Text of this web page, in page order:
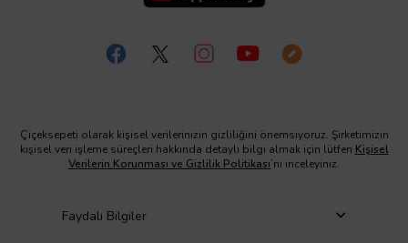
Çiçeksepeti olarak kişisel verilerinizin gizliliğini önemsiyoruz. Şirketimizin
kişisel veri işleme süreçleri hakkında detaylı bilgi almak için lütfen Kişisel
Verilerin Korunması ve Gizlilik Politikası’nı inceleyiniz.
Faydalı Bilgiler